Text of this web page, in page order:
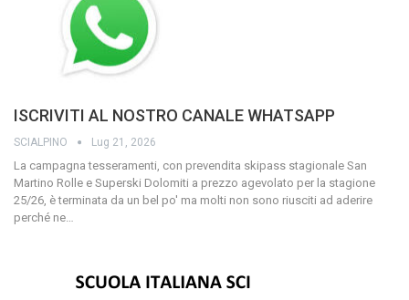
ISCRIVITI AL NOSTRO CANALE WHATSAPP
SCIALPINO Lug 21, 2026
La campagna tesseramenti, con prevendita skipass stagionale San
Martino Rolle e Superski Dolomiti a prezzo agevolato per la stagione
25/26, è terminata da un bel po' ma molti non sono riusciti ad aderire
perché ne…